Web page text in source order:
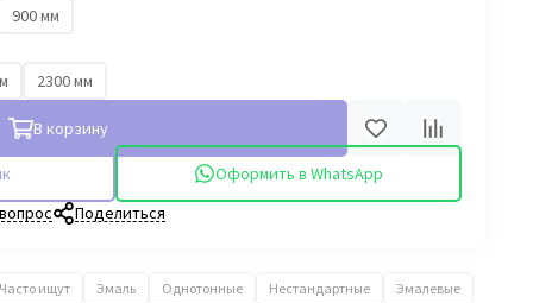
900 мм
2300 мм
В корзину
Оформить в WhatsApp
Поделиться
Часто ищут Эмаль Однотонные Нестандартные
Эмалевые